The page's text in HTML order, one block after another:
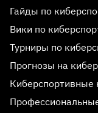
Гайды по
Вики по
Турниры по
Прогнозы на